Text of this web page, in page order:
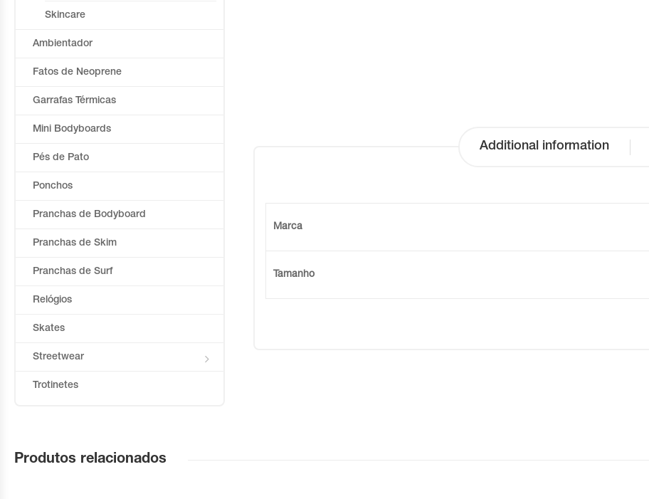
Additional information
Marca
Tamanho
Skincare
Ambientador
Fatos de Neoprene
Garrafas Térmicas
Mini Bodyboards
Pés de Pato
Ponchos
Pranchas de Bodyboard
Pranchas de Skim
Pranchas de Surf
Relógios
Skates
Streetwear
Trotinetes
Produtos relacionados